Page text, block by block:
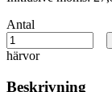
Antal
härvor
Beskrivning